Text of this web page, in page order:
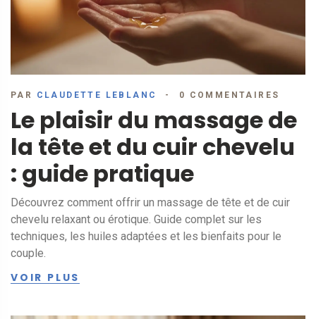
PAR CLAUDETTE LEBLANC 0 COMMENTAIRES
Le plaisir du massage de
la tête et du cuir chevelu
: guide pratique
Découvrez comment offrir un massage de tête et de cuir
chevelu relaxant ou érotique. Guide complet sur les
techniques, les huiles adaptées et les bienfaits pour le
couple.
VOIR PLUS